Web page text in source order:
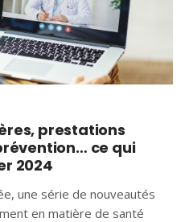
prestations
ce qui
2024
une série de nouveautés
en matière de santé